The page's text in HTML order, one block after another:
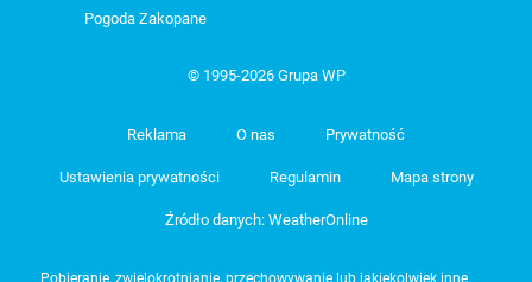
Pogoda Zakopane
© 1995-2026 Grupa WP
Reklama O nas Prywatność
Ustawienia prywatności Regulamin Mapa strony
Źródło danych: WeatherOnline
Pobieranie, zwielokrotnianie, przechowywanie lub jakiekolwiek inne